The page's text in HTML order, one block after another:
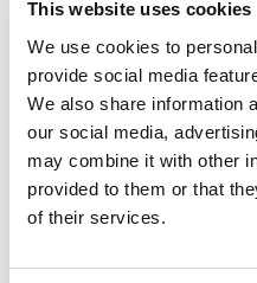
This website uses cookies
We use cookies to
provide social media
We also share information
our social media,
may combine it with other
provided to them or that
of their services.
de resistencia también
ejecutiva y la atención.
2. Practique la
Un estudio de 2004
que no tenían la EP